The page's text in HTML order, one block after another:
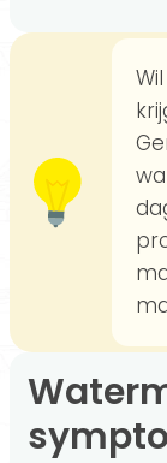
Watermeloenallergie: